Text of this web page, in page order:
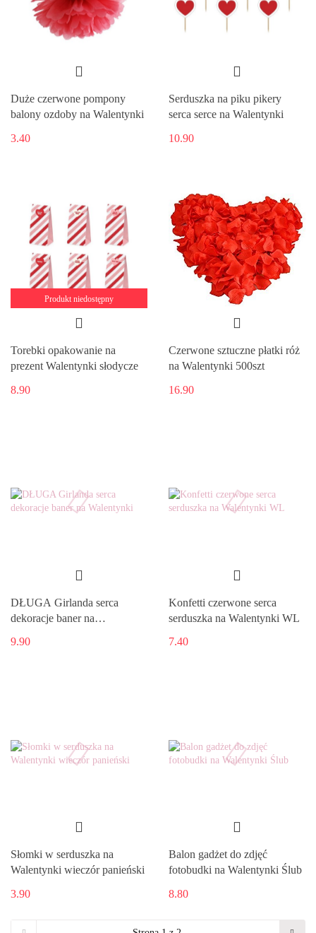
Duże czerwone pompony
balony ozdoby na Walentynki
3.40
Serduszka na piku pikery
serca serce na Walentynki
10.90
Produkt niedostępny
Torebki opakowanie na
prezent Walentynki słodycze
8.90
Czerwone sztuczne płatki róż
na Walentynki 500szt
16.90
DŁUGA Girlanda serca
dekoracje baner na
9.90
Konfetti czerwone serca
serduszka na Walentynki WL
7.40
Słomki w serduszka na
Walentynki wieczór panieński
3.90
Balon gadżet do zdjęć
fotobudki na Walentynki Ślub
8.80